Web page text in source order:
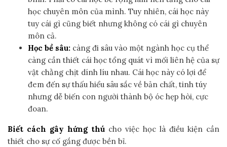
học chuyên môn của mình. Tuy nhiên, cái học này
tuy cái gì cũng biết nhưng không có cái gì chuyên
môn cả.
Học bề sâu: càng đi sâu vào một ngành học cụ thể
càng cần thiết cái học tổng quát vì mối liên hệ của sự
vật chằng chịt dính líu nhau. Cái học này có lợi để
đem đến sự thấu hiểu sâu sắc về bản chất, tinh túy
nhưng dễ biến con người thành bộ óc hẹp hòi, cực
đoan.
Biết cách gây hứng thú cho việc học là điều kiện cần
thiết cho sự cố gắng được bền bỉ.